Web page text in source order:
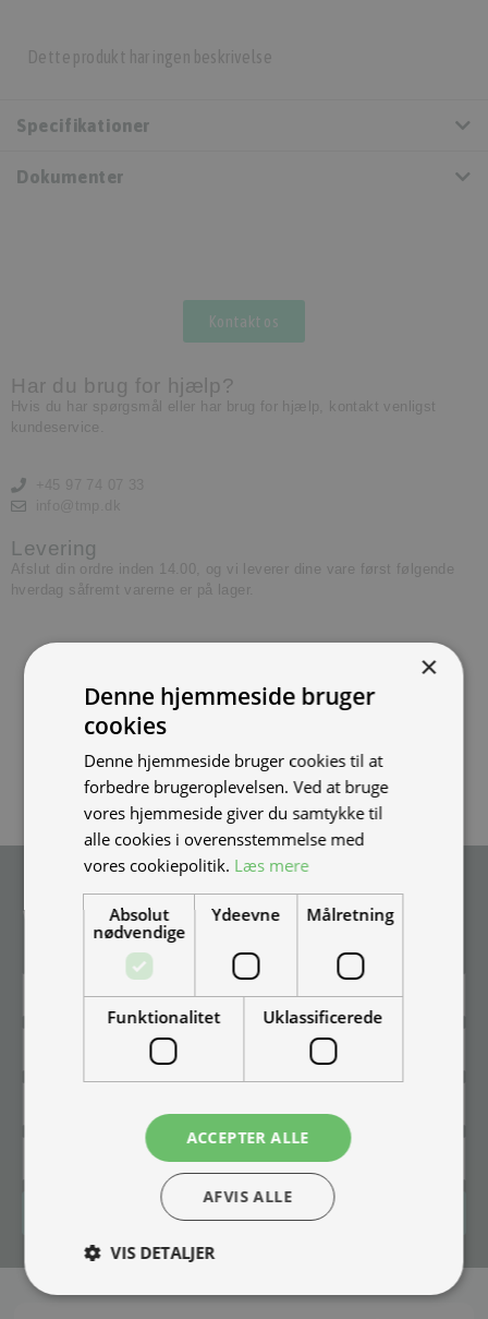
Dette produkt har ingen beskrivelse
Specifikationer
Dokumenter
Kontakt os
Har du brug for hjælp?
Hvis du har spørgsmål eller har brug for hjælp, kontakt venligst
kundeservice.
Levering
Afslut din ordre inden 14.00, og vi leverer dine vare først følgende
hverdag såfremt varerne er på lager.
Tilmeld nyhedsmail
Vær blandt de første til at modtage info om nye produkter, tilbud,
events og udstillinger.
×
Denne hjemmeside bruger
cookies
Denne hjemmeside bruger cookies til at
forbedre brugeroplevelsen. Ved at bruge
vores hjemmeside giver du samtykke til
alle cookies i overensstemmelse med
vores cookiepolitik. Læs mere
Absolut
nødvendige
Ydeevne Målretning
Funktionalitet Uklassificerede
ACCEPTER ALLE
AFVIS ALLE
VIS DETALJER